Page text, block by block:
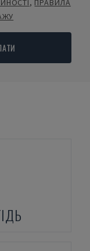
, ПРАВИЛА